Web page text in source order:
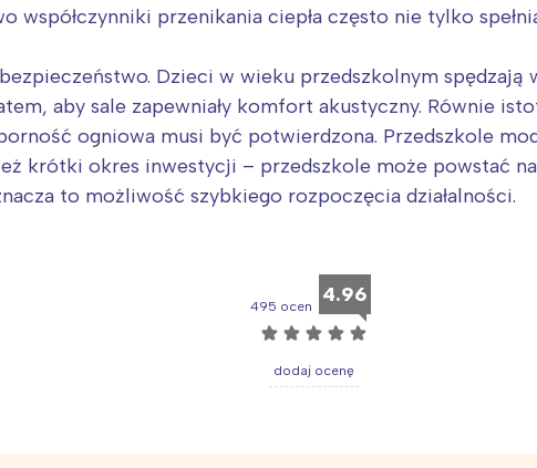
współczynniki przenikania ciepła często nie tylko
Dzieci w wieku przedszkolnym spędzają
aby sale zapewniały komfort akustyczny. Równie
ogniowa musi być potwierdzona. Przedszkole
krótki okres inwestycji – przedszkole może powstać
to możliwość szybkiego rozpoczęcia działalności.
495 ocen 4.96
☆ ☆ ☆ ☆ ☆
dodaj ocenę